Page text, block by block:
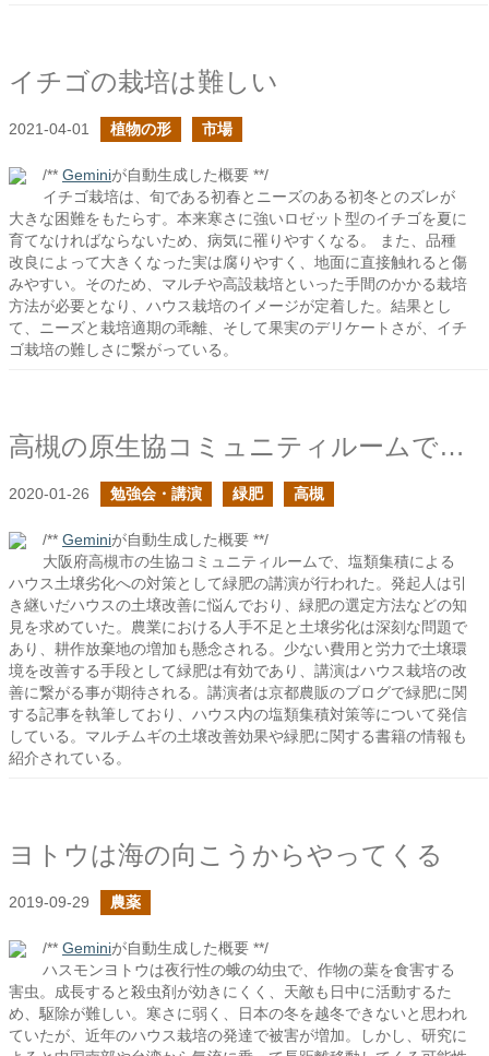
イチゴの栽培は難しい
2021-04-01 植物の形 市場
/** Geminiが自動生成した概要 **/
イチゴ栽培は、旬である初春とニーズのある初冬とのズレが
大きな困難をもたらす。本来寒さに強いロゼット型のイチゴを夏に
育てなければならないため、病気に罹りやすくなる。 また、品種
改良によって大きくなった実は腐りやすく、地面に直接触れると傷
みやすい。そのため、マルチや高設栽培といった手間のかかる栽培
方法が必要となり、ハウス栽培のイメージが定着した。結果とし
て、ニーズと栽培適期の乖離、そして果実のデリケートさが、イチ
ゴ栽培の難しさに繋がっている。
高槻の原生協コミュニティルームで緑肥の話をしました
2020-01-26 勉強会・講演 緑肥 高槻
/** Geminiが自動生成した概要 **/
大阪府高槻市の生協コミュニティルームで、塩類集積による
ハウス土壌劣化への対策として緑肥の講演が行われた。発起人は引
き継いだハウスの土壌改善に悩んでおり、緑肥の選定方法などの知
見を求めていた。農業における人手不足と土壌劣化は深刻な問題で
あり、耕作放棄地の増加も懸念される。少ない費用と労力で土壌環
境を改善する手段として緑肥は有効であり、講演はハウス栽培の改
善に繋がる事が期待される。講演者は京都農販のブログで緑肥に関
する記事を執筆しており、ハウス内の塩類集積対策等について発信
している。マルチムギの土壌改善効果や緑肥に関する書籍の情報も
紹介されている。
ヨトウは海の向こうからやってくる
2019-09-29 農薬
/** Geminiが自動生成した概要 **/
ハスモンヨトウは夜行性の蛾の幼虫で、作物の葉を食害する
害虫。成長すると殺虫剤が効きにくく、天敵も日中に活動するた
め、駆除が難しい。寒さに弱く、日本の冬を越冬できないと思われ
ていたが、近年のハウス栽培の発達で被害が増加。しかし、研究に